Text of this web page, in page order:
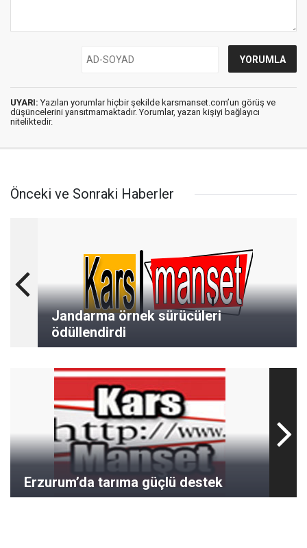
UYARI: Yazılan yorumlar hiçbir şekilde karsmanset.com’un görüş ve
düşüncelerini yansıtmamaktadır. Yorumlar, yazan kişiyi bağlayıcı
niteliktedir.
Önceki ve Sonraki Haberler
Jandarma örnek sürücüleri
ödüllendirdi
Erzurum’da tarıma güçlü destek